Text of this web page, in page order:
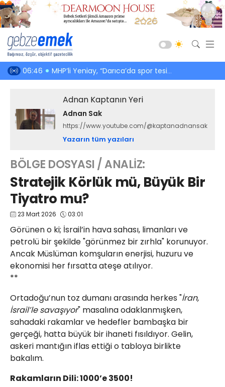
önler 06:46 MHP’li Yeniay, “Darıca’da spor tesisleri yetersiz” şeklinde konuştu
Adnan Kaptanın Yeri
Adnan Sak
https://www.youtube.com/@kaptanadnansak
Yazarın tüm yazıları
BÖLGE DOSYASI / ANALİZ:
Stratejik Körlük mü, Büyük Bir
Tiyatro mu?
23 Mart 2026 03:01
Görünen o ki; İsrail’in hava sahası, limanları ve
petrolü bir şekilde "görünmez bir zırhla" korunuyor.
Ancak Müslüman komşuların enerjisi, huzuru ve
ekonomisi her fırsatta ateşe atılıyor.
**
​Ortadoğu’nun toz dumanı arasında herkes "İran,
İsrail’le savaşıyor" masalına odaklanmışken,
sahadaki rakamlar ve hedefler bambaşka bir
gerçeği, hatta büyük bir ihaneti fısıldıyor. Gelin,
askeri mantığın iflas ettiği o tabloya birlikte
bakalım.
Rakamların Dili: 1000’e 3500!
Güncel
Siyaset
Asayiş
Spor
Eğitim
Kültür-Sanat
Web TV Galeri
Caddesi, Beşiroğlu Altın Han Kat: 1
(BİLKAR)Gebze - KOCAELİ
aktanuslu@gmail.com